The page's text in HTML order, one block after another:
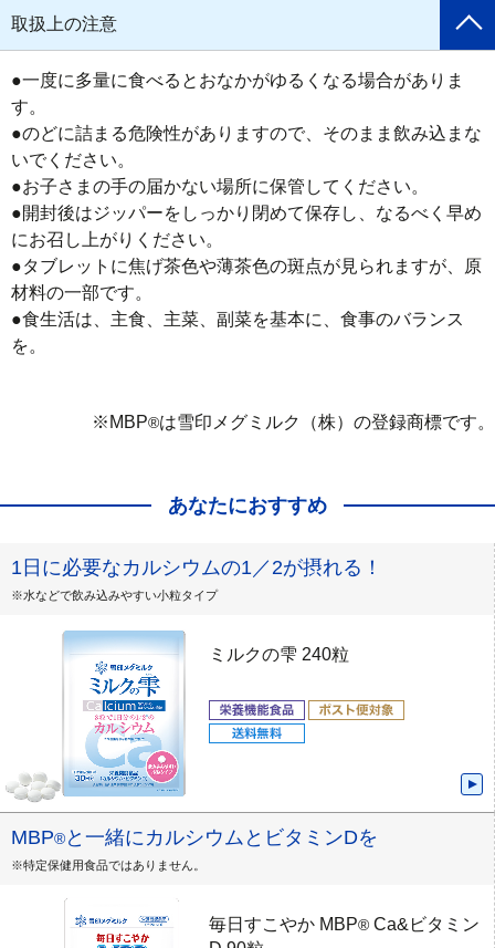
取扱上の注意
●一度に多量に食べるとおなかがゆるくなる場合がありま
す。
●のどに詰まる危険性がありますので、そのまま飲み込まな
いでください。
●お子さまの手の届かない場所に保管してください。
●開封後はジッパーをしっかり閉めて保存し、なるべく早め
にお召し上がりください。
●タブレットに焦げ茶色や薄茶色の斑点が見られますが、原
材料の一部です。
●食生活は、主食、主菜、副菜を基本に、食事のバランス
を。
※MBP®は雪印メグミルク（株）の登録商標です。
あなたにおすすめ
1日に必要なカルシウムの1／2が摂れる！
※水などで飲み込みやすい小粒タイプ
ミルクの雫 240粒
MBP®と一緒にカルシウムとビタミンDを
※特定保健用食品ではありません。
毎日すこやか MBP®Ca&ビタミン